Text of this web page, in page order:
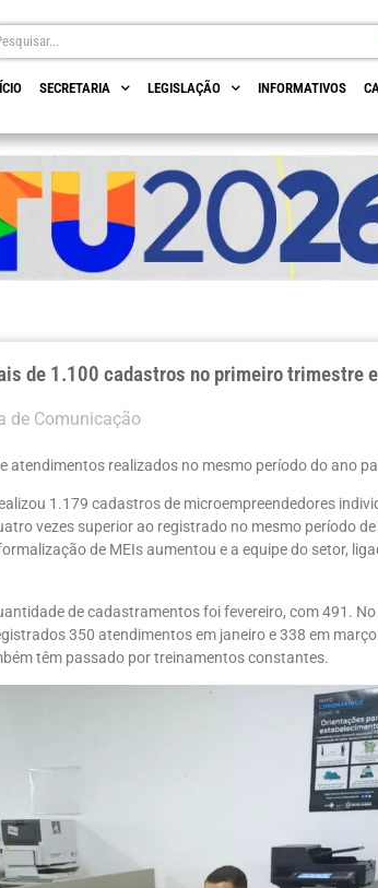
SECRETARIA LEGISLAÇÃO INFORMATIVOS
de 1.100 cadastros no primeiro trimestre
de Comunicação
atendimentos realizados no mesmo período do ano
1.179 cadastros de microempreendedores
vezes superior ao registrado no mesmo período
de MEIs aumentou e a equipe do setor,
de cadastramentos foi fevereiro, com 491.
350 atendimentos em janeiro e 338 em
têm passado por treinamentos constantes.